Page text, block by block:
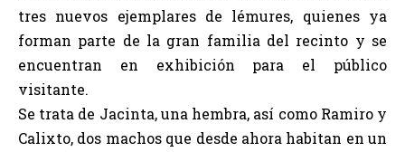
tres nuevos ejemplares de lémures, quienes ya
forman parte de la gran familia del recinto y se
encuentran en exhibición para el público
visitante.
Se trata de Jacinta, una hembra, así como Ramiro y
Calixto, dos machos que desde ahora habitan en un